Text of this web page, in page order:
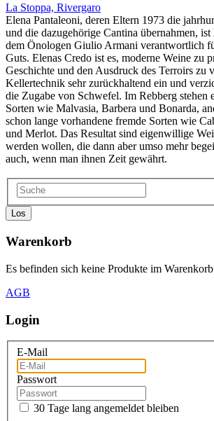
La Stoppa, Rivergaro
Elena Pantaleoni, deren Eltern 1973 die
und die dazugehörige Cantina übernahmen, ist
dem Önologen Giulio Armani verantwortlich
Guts. Elenas Credo ist es, moderne Weine zu
Geschichte und den Ausdruck des Terroirs zu
Kellertechnik sehr zurückhaltend ein und
die Zugabe von Schwefel. Im Rebberg stehen
Sorten wie Malvasia, Barbera und Bonarda,
schon lange vorhandene fremde Sorten wie
und Merlot. Das Resultat sind eigenwillige
werden wollen, die dann aber umso mehr
auch, wenn man ihnen Zeit gewährt.
Los
Warenkorb
Es befinden sich keine Produkte im
AGB
Login
E-Mail
Passwort
30 Tage lang angemeldet bleiben